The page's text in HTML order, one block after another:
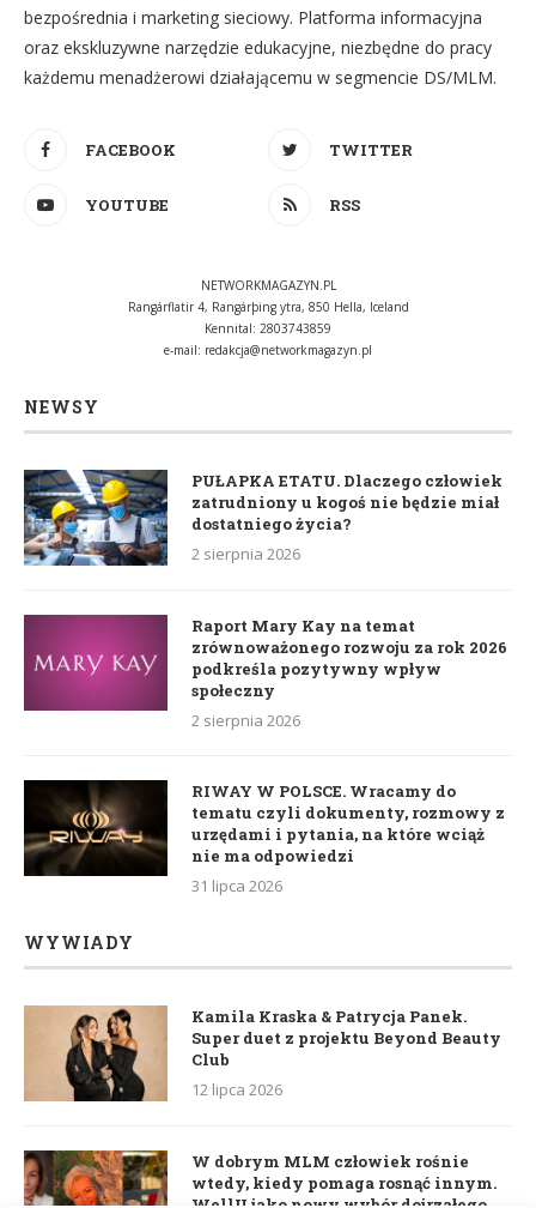
bezpośrednia i marketing sieciowy. Platforma informacyjna
oraz ekskluzywne narzędzie edukacyjne, niezbędne do pracy
każdemu menadżerowi działającemu w segmencie DS/MLM.
FACEBOOK TWITTER
YOUTUBE RSS
NETWORKMAGAZYN.PL
Rangárflatir 4, Rangárþing ytra, 850 Hella, Iceland
Kennital: 2803743859
e-mail: redakcja@networkmagazyn.pl
NEWSY
PUŁAPKA ETATU. Dlaczego człowiek
zatrudniony u kogoś nie będzie miał
dostatniego życia?
2 sierpnia 2026
Raport Mary Kay na temat
zrównoważonego rozwoju za rok 2026
podkreśla pozytywny wpływ
społeczny
2 sierpnia 2026
RIWAY W POLSCE. Wracamy do
tematu czyli dokumenty, rozmowy z
urzędami i pytania, na które wciąż
nie ma odpowiedzi
31 lipca 2026
WYWIADY
Kamila Kraska & Patrycja Panek.
Super duet z projektu Beyond Beauty
Club
12 lipca 2026
W dobrym MLM człowiek rośnie
wtedy, kiedy pomaga rosnąć innym.